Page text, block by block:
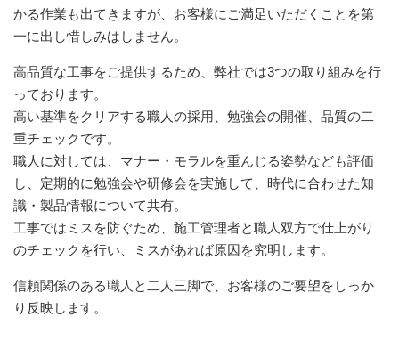
かる作業も出てきますが、お客様にご満足いただくことを第
一に出し惜しみはしません。
高品質な工事をご提供するため、弊社では3つの取り組みを行
っております。
高い基準をクリアする職人の採用、勉強会の開催、品質の二
重チェックです。
職人に対しては、マナー・モラルを重んじる姿勢なども評価
し、定期的に勉強会や研修会を実施して、時代に合わせた知
識・製品情報について共有。
工事ではミスを防ぐため、施工管理者と職人双方で仕上がり
のチェックを行い、ミスがあれば原因を究明します。
信頼関係のある職人と二人三脚で、お客様のご要望をしっか
り反映します。